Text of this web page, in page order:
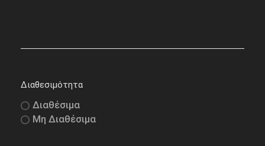
Διαθεσιμότητα
Διαθέσιμα
Μη Διαθέσιμα